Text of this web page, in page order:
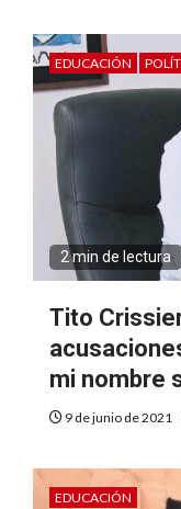
EDUCACIÓN
2 min de lectura
Tito
mi nombre
9 de junio de 2021
EDUCACIÓN